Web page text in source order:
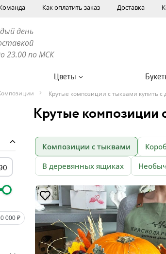
Как оплатить заказ Доставка
день
23.00 по МСК
Цветы
Крутые композиции с тыквами купить с
Крутые композиции
000 ₽
Композиции с тыквами
В деревянных ящиках